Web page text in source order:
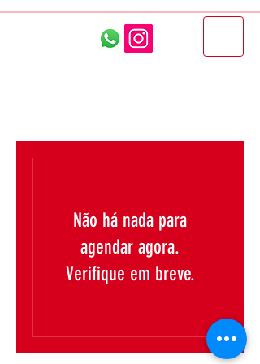
Desentupidora e
Caça Vazamentos Litoral
Não há nada para
agendar agora.
Verifique em breve.